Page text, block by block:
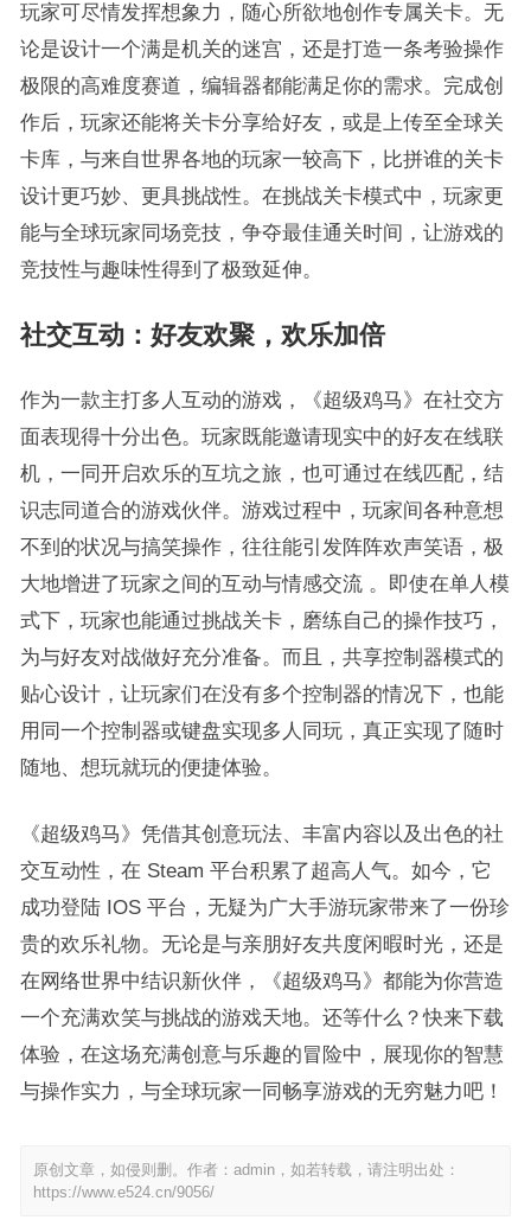
玩家可尽情发挥想象力，随心所欲地创作专属关卡。无
论是设计一个满是机关的迷宫，还是打造一条考验操作
极限的高难度赛道，编辑器都能满足你的需求。完成创
作后，玩家还能将关卡分享给好友，或是上传至全球关
卡库，与来自世界各地的玩家一较高下，比拼谁的关卡
设计更巧妙、更具挑战性。在挑战关卡模式中，玩家更
能与全球玩家同场竞技，争夺最佳通关时间，让游戏的
竞技性与趣味性得到了极致延伸。
社交互动：好友欢聚，欢乐加倍
作为一款主打多人互动的游戏，《超级鸡马》在社交方
面表现得十分出色。玩家既能邀请现实中的好友在线联
机，一同开启欢乐的互坑之旅，也可通过在线匹配，结
识志同道合的游戏伙伴。游戏过程中，玩家间各种意想
不到的状况与搞笑操作，往往能引发阵阵欢声笑语，极
大地增进了玩家之间的互动与情感交流 。即使在单人模
式下，玩家也能通过挑战关卡，磨练自己的操作技巧，
为与好友对战做好充分准备。而且，共享控制器模式的
贴心设计，让玩家们在没有多个控制器的情况下，也能
用同一个控制器或键盘实现多人同玩，真正实现了随时
随地、想玩就玩的便捷体验。
《超级鸡马》凭借其创意玩法、丰富内容以及出色的社
交互动性，在 Steam 平台积累了超高人气。如今，它
成功登陆 IOS 平台，无疑为广大手游玩家带来了一份珍
贵的欢乐礼物。无论是与亲朋好友共度闲暇时光，还是
在网络世界中结识新伙伴，《超级鸡马》都能为你营造
一个充满欢笑与挑战的游戏天地。还等什么？快来下载
体验，在这场充满创意与乐趣的冒险中，展现你的智慧
与操作实力，与全球玩家一同畅享游戏的无穷魅力吧！
原创文章，如侵则删。作者：admin，如若转载，请注明出处：
https://www.e524.cn/9056/